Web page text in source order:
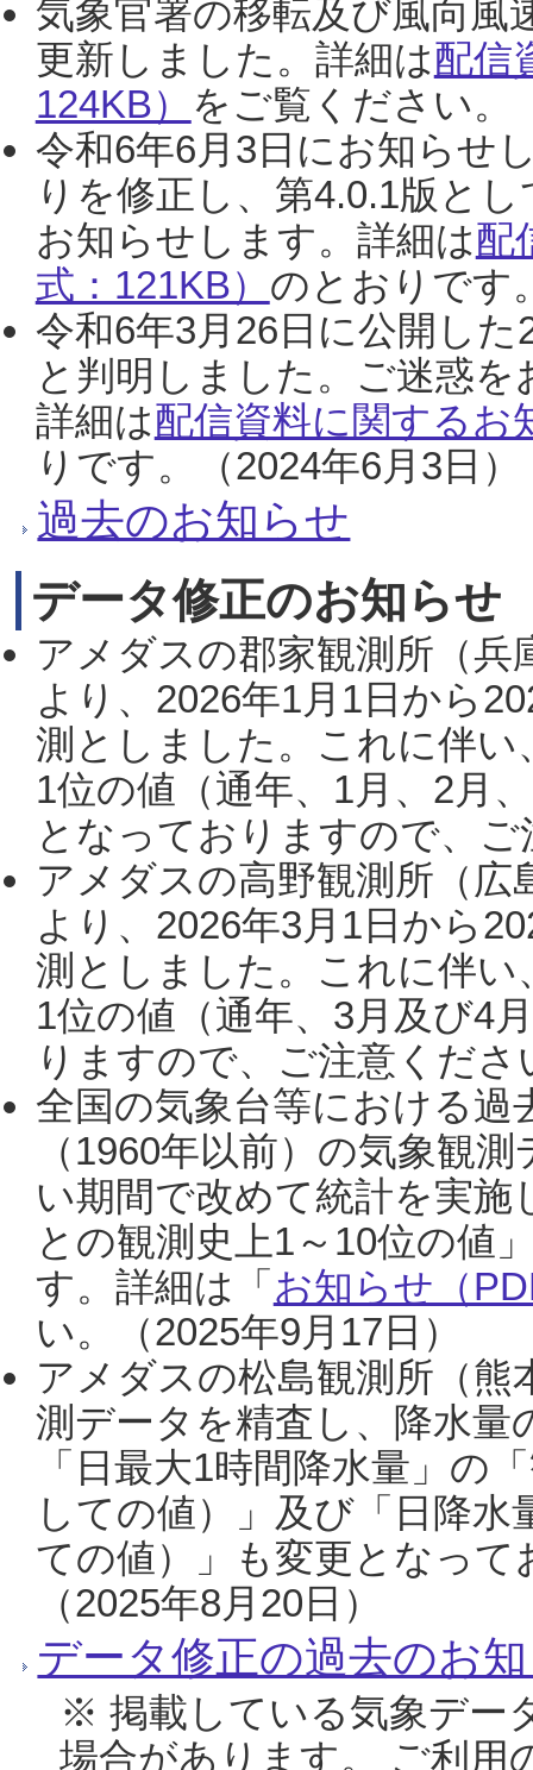
気象官署の移転及び風向風
更新しました。詳細は配信
124KB） をご覧ください。
令和6年6月3日にお知らせ
りを修正し、第4.0.1版と
お知らせします。詳細は配
式：121KB） のとおりです
令和6年3月26日に公開し
と判明しました。ご迷惑
詳細は配信資料に関するお
りです。（2024年6月3日）
過去のお知らせ
データ修正のお知らせ
アメダスの郡家観測所（
より、2026年1月1日から
測としました。これに伴い
1位の値（通年、1月、2月
となっておりますので、
アメダスの高野観測所（
より、2026年3月1日から
測としました。これに伴い
1位の値（通年、3月及び4
りますので、ご注意くだ
全国の気象台等における過
（1960年以前）の気象観
い期間で改めて統計を実
との観測史上1～10位の値
す。詳細は「 お知らせ（
い。（2025年9月17日）
アメダスの松島観測所（熊
測データを精査し、降水
「日最大1時間降水量」の
しての値）」及び「日降
ての値）」も変更となっ
（2025年8月20日）
データ修正の過去のお
※ 掲載している気象デー
場合があります。 ご利用